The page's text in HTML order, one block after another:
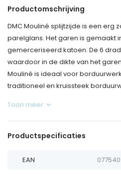
Productomschrijving
DMC Mouliné splijtzijde is een erg
parelglans. Het garen is gemaakt
gemerceriseerd katoen. De 6
waardoor in de dikte van het
Mouliné is ideaal voor
traditioneel en kruissteek
Toon meer
Productspecificaties
EAN